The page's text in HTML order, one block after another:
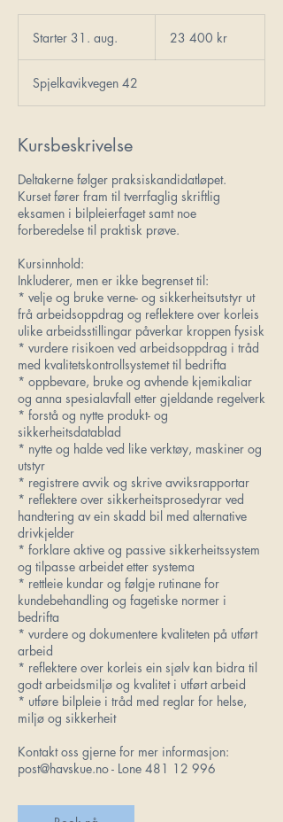
Starter 31. aug.
r
t
3
.
a
u
g
kroner23 400 kr
Spjelkavikvegen 42
Kursbeskrivelse
Deltakerne følger praksiskandidatløpet.
Kurset fører fram til tverrfaglig skriftlig
eksamen i bilpleierfaget samt noe
forberedelse til praktisk prøve.
Kursinnhold:
Inkluderer, men er ikke begrenset til:
* velje og bruke verne- og sikkerheitsutstyr ut
frå arbeidsoppdrag og reflektere over korleis
ulike arbeidsstillingar påverkar kroppen fysisk
* vurdere risikoen ved arbeidsoppdrag i tråd
med kvalitetskontrollsystemet til bedrifta
* oppbevare, bruke og avhende kjemikaliar
og anna spesialavfall etter gjeldande regelverk
* forstå og nytte produkt- og
sikkerheitsdatablad
* nytte og halde ved like verktøy, maskiner og
utstyr
* registrere avvik og skrive avviksrapportar
* reflektere over sikkerheitsprosedyrar ved
handtering av ein skadd bil med alternative
drivkjelder
* forklare aktive og passive sikkerheitssystem
og tilpasse arbeidet etter systema
* rettleie kundar og følgje rutinane for
kundebehandling og fagetiske normer i
bedrifta
* vurdere og dokumentere kvaliteten på utført
arbeid
* reflektere over korleis ein sjølv kan bidra til
godt arbeidsmiljø og kvalitet i utført arbeid
* utføre bilpleie i tråd med reglar for helse,
miljø og sikkerheit
Kontakt oss gjerne for mer informasjon: